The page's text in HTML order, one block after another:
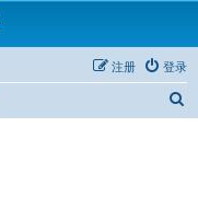
登录
注册